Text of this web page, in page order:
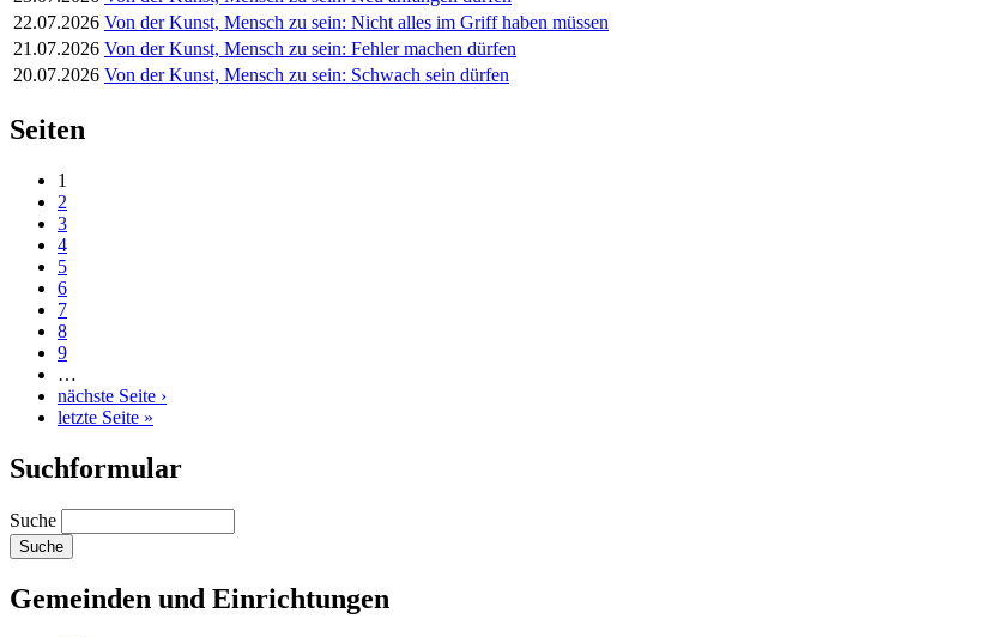
22.07.2026 Von der Kunst, Mensch zu sein: Nicht alles im Griff haben müssen
21.07.2026 Von der Kunst, Mensch zu sein: Fehler machen dürfen
20.07.2026 Von der Kunst, Mensch zu sein: Schwach sein dürfen
Seiten
1
2
3
4
5
6
7
8
9
…
nächste Seite ›
letzte Seite »
Suchformular
Suche
Gemeinden und Einrichtungen